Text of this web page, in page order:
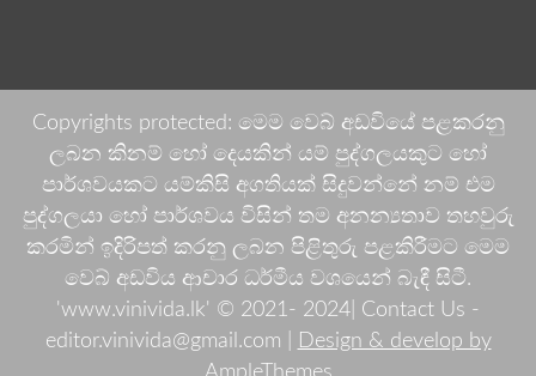
Copyrights protected: මෙම වෙබ් අඩවියේ පළකරනු
ලබන කිනම් හෝ දෙයකින් යම් පුද්ගලයකුට හෝ
පාර්ශවයකට යම්කිසි අගතියක් සිදුවන්නේ නම් එම
පුද්ගලයා හෝ පාර්ශවය විසින් තම අනන්‍යතාව තහවුරු
කරමින් ඉදිරිපත් කරනු ලබන පිළිතුරු පළකිරීමට මෙම
වෙබ් අඩවිය ආචාර ධර්මීය වශයෙන් බැඳී සිටී.
'www.vinivida.lk' © 2021- 2024| Contact Us -
editor.vinivida@gmail.com |
Design & develop by